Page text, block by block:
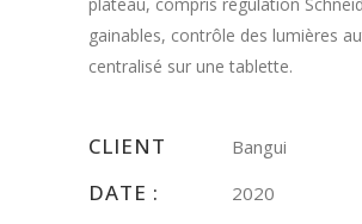
gainables, contrôle des lumières
centralisé sur une tablette.
CLIENT Bangui
DATE : 2020